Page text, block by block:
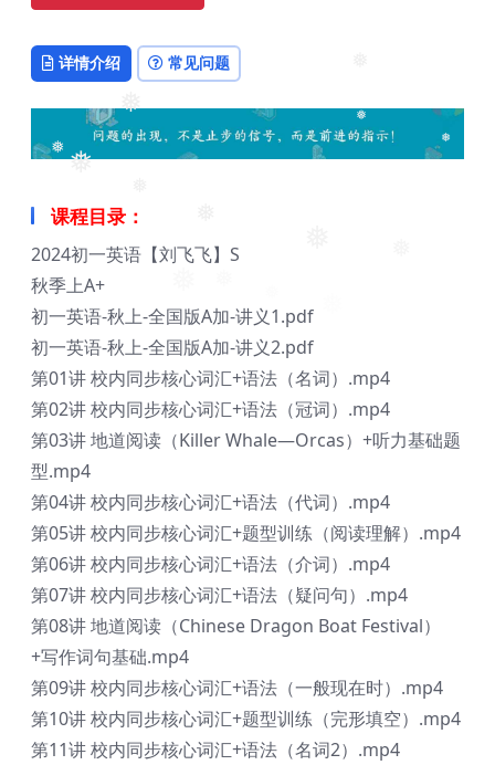
❅
❅
❅
❅
❅
详情介绍 常见问题
课程目录：
2024初一英语【刘飞飞】S
秋季上A+
初一英语-秋上-全国版A加-讲义1.pdf
初一英语-秋上-全国版A加-讲义2.pdf
第01讲 校内同步核心词汇+语法（名词）.mp4
第02讲 校内同步核心词汇+语法（冠词）.mp4
第03讲 地道阅读（Killer Whale—Orcas）+听力基础题
型.mp4
第04讲 校内同步核心词汇+语法（代词）.mp4
第05讲 校内同步核心词汇+题型训练（阅读理解）.mp4
第06讲 校内同步核心词汇+语法（介词）.mp4
第07讲 校内同步核心词汇+语法（疑问句）.mp4
第08讲 地道阅读（Chinese Dragon Boat Festival）
+写作词句基础.mp4
第09讲 校内同步核心词汇+语法（一般现在时）.mp4
第10讲 校内同步核心词汇+题型训练（完形填空）.mp4
第11讲 校内同步核心词汇+语法（名词2）.mp4